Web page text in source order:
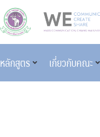
หลักสูตร เกี่ยวกับคณะ